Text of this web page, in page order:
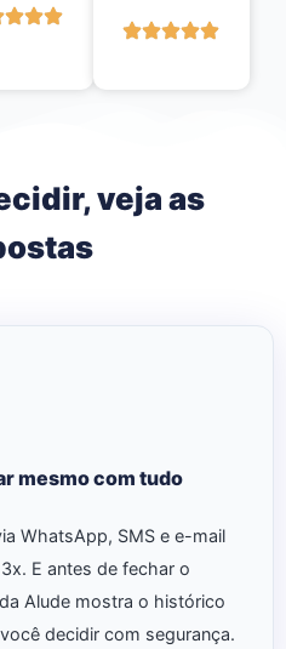
veja as
mesmo com tudo
WhatsApp, SMS e e-mail
E antes de fechar o
Alude mostra o histórico
decidir com segurança.